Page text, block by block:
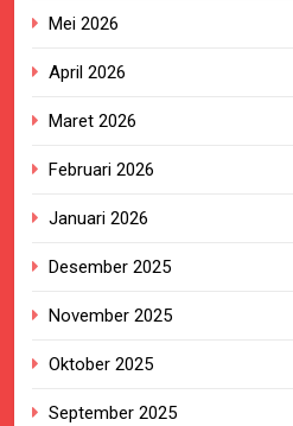
Mei 2026
April 2026
Maret 2026
Februari 2026
Januari 2026
Desember 2025
November 2025
Oktober 2025
September 2025